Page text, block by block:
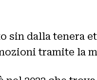
sin dalla tenera
tramite la